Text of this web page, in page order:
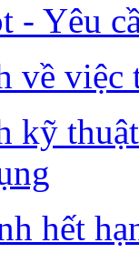
- Yêu
về việc
kỹ
hết